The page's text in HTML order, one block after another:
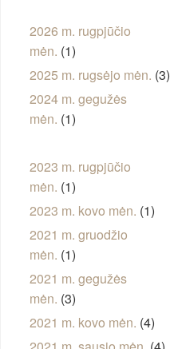
2026 m. rugpjūčio
mėn. (1)
2025 m. rugsėjo mėn. (3)
2024 m. gegužės
mėn. (1)
2023 m. rugpjūčio
mėn. (1)
2023 m. kovo mėn. (1)
2021 m. gruodžio
mėn. (1)
2021 m. gegužės
mėn. (3)
2021 m. kovo mėn. (4)